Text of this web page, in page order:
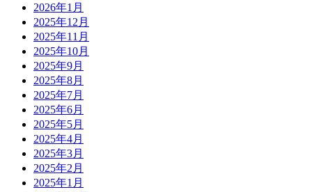
2026年1月
2025年12月
2025年11月
2025年10月
2025年9月
2025年8月
2025年7月
2025年6月
2025年5月
2025年4月
2025年3月
2025年2月
2025年1月